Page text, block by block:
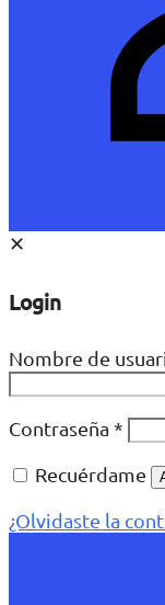
✕
Login
Nombre de
Contraseña *
Recuérdame
¿Olvidaste la